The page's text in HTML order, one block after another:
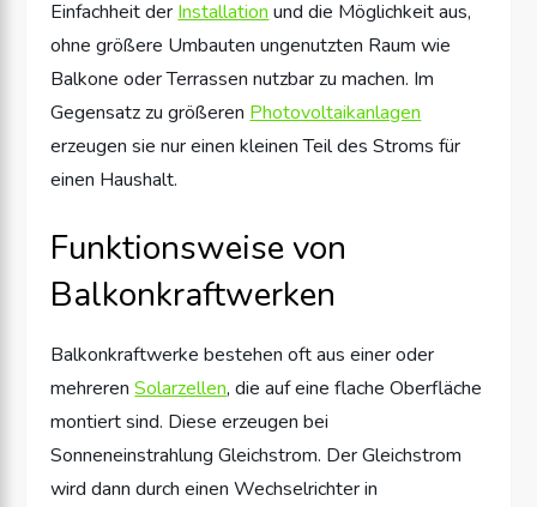
Einfachheit der Installation und die Möglichkeit aus,
ohne größere Umbauten ungenutzten Raum wie
Balkone oder Terrassen nutzbar zu machen. Im
Gegensatz zu größeren Photovoltaikanlagen
erzeugen sie nur einen kleinen Teil des Stroms für
einen Haushalt.
Funktionsweise von
Balkonkraftwerken
Balkonkraftwerke bestehen oft aus einer oder
mehrerenSolarzellen, die auf eine flache Oberfläche
montiert sind. Diese erzeugen bei
Sonneneinstrahlung Gleichstrom. Der Gleichstrom
wird dann durch einen Wechselrichter in